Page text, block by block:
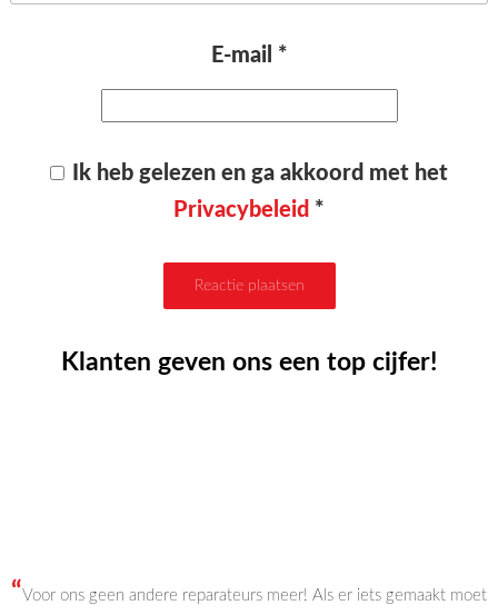
E-mail *
Ik heb gelezen en ga akkoord met het
Privacybeleid *
Klanten geven ons een top cijfer!
“Voor ons geen andere reparateurs meer! Als er iets gemaakt moet